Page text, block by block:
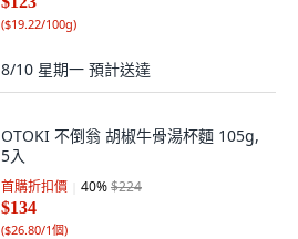
($19.22/100g)
8/10 星期一 預計送達
OTOKI 不倒翁 胡椒牛骨湯杯麵 105g,
5入
首購折扣價 40%$224
$134
($26.80/1個)